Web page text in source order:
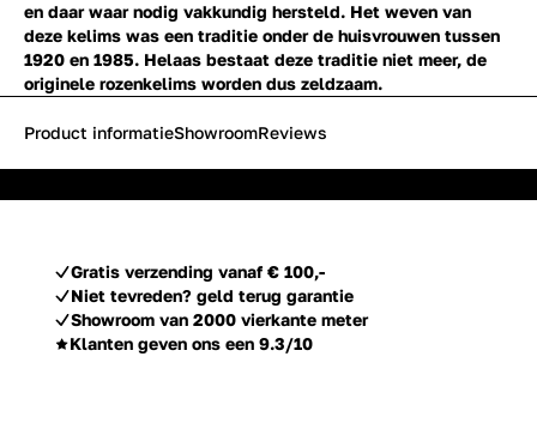
en daar waar nodig vakkundig hersteld. Het weven van
deze kelims was een traditie onder de huisvrouwen tussen
1920 en 1985. Helaas bestaat deze traditie niet meer, de
originele rozenkelims worden dus zeldzaam.
Gratis verzending vanaf € 100,-
Niet tevreden? geld terug garantie
Showroom van 2000 vierkante meter
Klanten geven ons een 9.3/10
Product informatieShowroomReviews